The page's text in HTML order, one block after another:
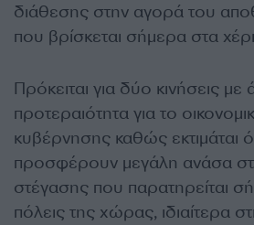
διάθεσης στην αγορά του
που βρίσκεται σήμερα στα
Πρόκειται για δύο κινήσεις με
προτεραιότητα για το
κυβέρνησης καθώς εκτιμάται
προσφέρουν μεγάλη ανάσα
στέγασης που παρατηρείται
πόλεις της χώρας, ιδιαίτερα